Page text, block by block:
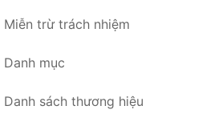
Miễn trừ trách nhiệm
Danh mục
Danh sách thương hiệu